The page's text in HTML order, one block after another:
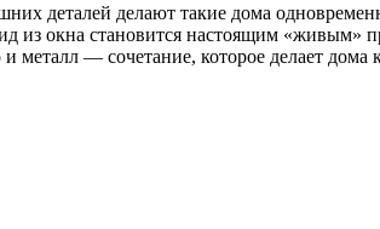
деталей делают такие дома
из окна становится настоящим «живым»
металл — сочетание, которое делает